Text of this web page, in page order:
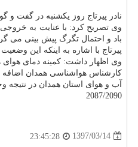
نادر پیرتاج روز یكشنبه در گفت و
باد و احتمال تگرگ پیش بینی می
پیرتاج با اشاره به اینكه این وضعیت تا 2 روز آینده ادامه دارد، سفارش كرد: با عنایت به رعد و برق، مردم بخصوص دامداران پس از ظهرها تا روز سه شنبه هفته جاری از تردد در ارتفاعات و باغ ها
وی اظهار داشت: كمینه دمای هوای همدان در 24 ساعت گذشته 11 درجه سانتیگراد بالای صفر و بیشینه دمای این شهر 25 درجه
كارشناس هواشناسی همدان اضافه كرد: رزن با 10 درجه سانتیگراد بالای صفر خنك ترین و اسدآباد با 28 درجه سانتیگراد بالای صفر
آب و هوای استان همدان در نتیجه
2087/2090
1397/03/14
23:45:28